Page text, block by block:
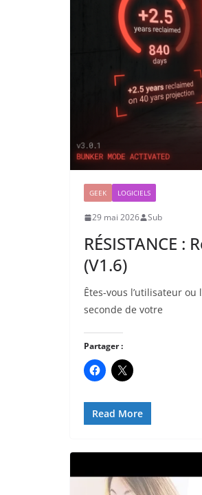
GEEK LOGICIELS
29 mai 2026 Sub
RÉSISTANCE
(V1.6)
Êtes-vous l’utilisateur
seconde de votre
Partager :
Read More